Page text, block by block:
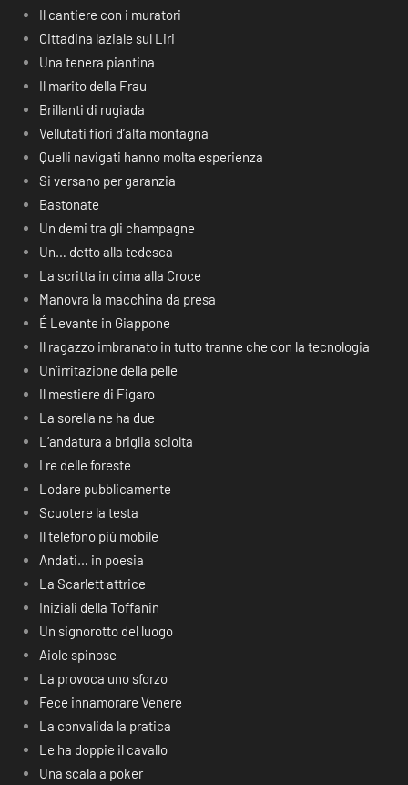
Il cantiere con i muratori
Cittadina laziale sul Liri
Una tenera piantina
Il marito della Frau
Brillanti di rugiada
Vellutati fiori d’alta montagna
Quelli navigati hanno molta esperienza
Si versano per garanzia
Bastonate
Un demi tra gli champagne
Un… detto alla tedesca
La scritta in cima alla Croce
Manovra la macchina da presa
É Levante in Giappone
Il ragazzo imbranato in tutto tranne che con la tecnologia
Un’irritazione della pelle
Il mestiere di Figaro
La sorella ne ha due
L’andatura a briglia sciolta
I re delle foreste
Lodare pubblicamente
Scuotere la testa
Il telefono più mobile
Andati… in poesia
La Scarlett attrice
Iniziali della Toffanin
Un signorotto del luogo
Aiole spinose
La provoca uno sforzo
Fece innamorare Venere
La convalida la pratica
Le ha doppie il cavallo
Una scala a poker